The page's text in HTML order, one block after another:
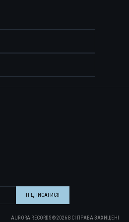
AURORA RECORDS ©2026 ВСІ ПРАВА ЗАХИЩЕНІ